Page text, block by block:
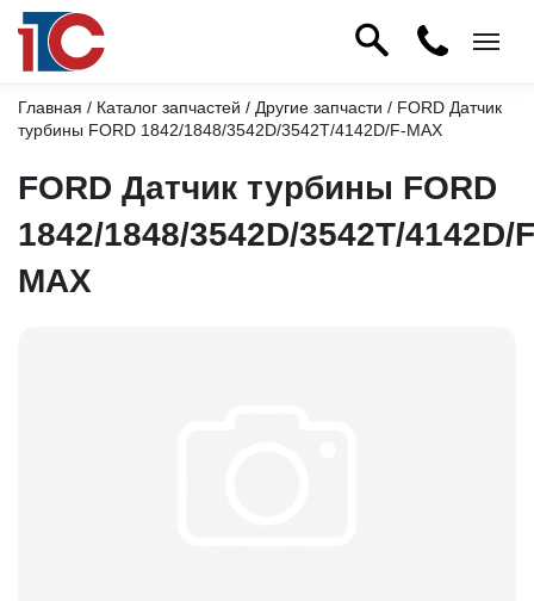
Главная / Каталог запчастей / Другие запчасти / FORD Датчик
турбины FORD 1842/1848/3542D/3542T/4142D/F-MAX
FORD Датчик турбины FORD
1842/1848/3542D/3542T/4142D/
MAX